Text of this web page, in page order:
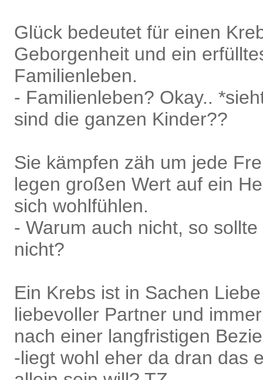
Glück bedeutet für einen
Geborgenheit und ein
Familienleben.
- Familienleben? Okay..
sind die ganzen Kinder??
Sie kämpfen zäh um jede
legen großen Wert auf ein
sich wohlfühlen.
- Warum auch nicht, so
nicht?
Ein Krebs ist in Sachen
liebevoller Partner und
nach einer langfristigen
-liegt wohl eher da dran das